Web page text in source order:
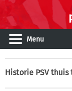
Menu
Historie PSV